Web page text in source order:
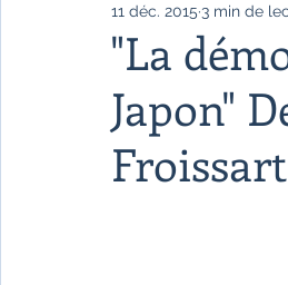
Livres de référence
Témoignages / Récits
"La
Japon"
11 déc. 2015 3 min de